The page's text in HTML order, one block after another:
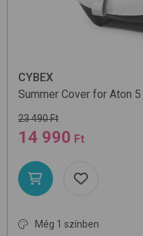
CYBEX
Summer Cover for Aton 5
23 490 Ft
14 990 Ft
Még 1 színben